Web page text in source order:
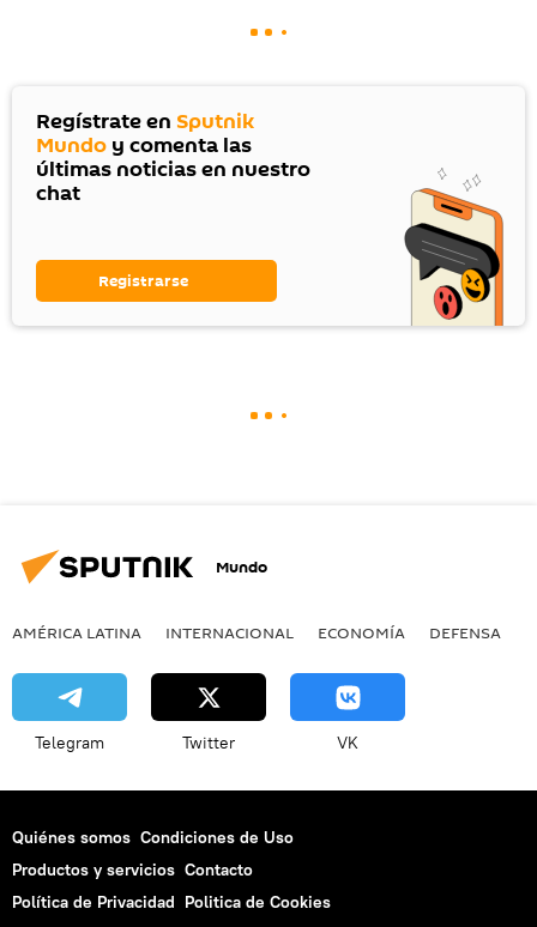
Regístrate en Sputnik
Mundo y comenta las
últimas noticias en nuestro
chat
Registrarse
Mundo
AMÉRICA LATINA INTERNACIONAL ECONOMÍA DEFENSA
Telegram Twitter VK
Quiénes somos Condiciones de Uso
Productos y servicios Contacto
Política de Privacidad Politica de Cookies